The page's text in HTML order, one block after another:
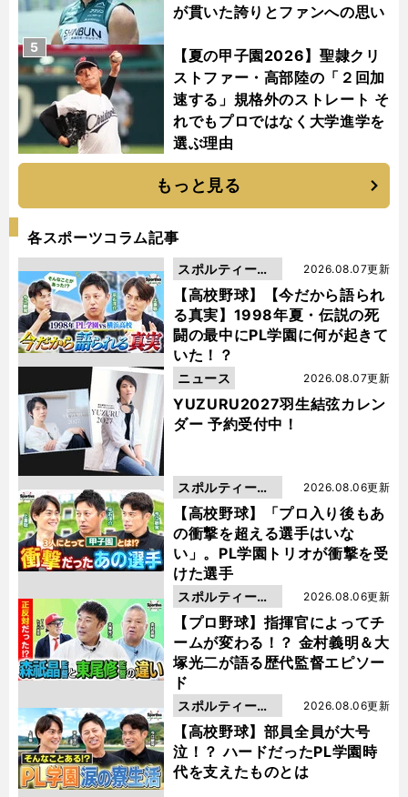
が貫いた誇りとファンへの思い
【夏の甲子園2026】聖隷クリ
ストファー・高部陸の「２回加
速する」規格外のストレート そ
れでもプロではなく大学進学を
選ぶ理由
5
もっと見る
各スポーツコラム記事
【高校野球】【今だから語られ
る真実】1998年夏・伝説の死
闘の最中にPL学園に何が起きて
いた！？
2026.08.07更新
スポルティーバ
動画
YUZURU2027羽生結弦カレン
ダー 予約受付中！
2026.08.07更新
ニュース
【高校野球】「プロ入り後もあ
の衝撃を超える選手はいな
い」。PL学園トリオが衝撃を受
けた選手
2026.08.06更新
スポルティーバ
動画
【プロ野球】指揮官によってチ
ームが変わる！？ 金村義明＆大
塚光二が語る歴代監督エピソー
ド
2026.08.06更新
スポルティーバ
動画
【高校野球】部員全員が大号
泣！？ ハードだったPL学園時
代を支えたものとは
2026.08.06更新
スポルティーバ
動画